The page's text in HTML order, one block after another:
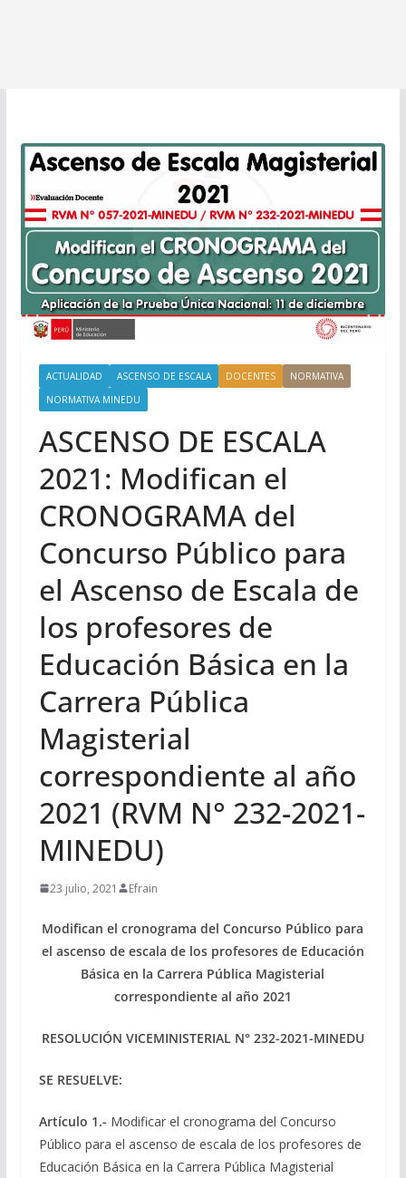
ACTUALIDAD ASCENSO DE ESCALA DOCENTES
NORMATIVA
NORMATIVA MINEDU
ASCENSO DE ESCALA
2021: Modifican el
CRONOGRAMA del
Concurso Público para
el Ascenso de Escala de
los profesores de
Educación Básica en la
Carrera Pública
Magisterial
correspondiente al año
2021 (RVM N° 232-2021-
MINEDU)
23 julio, 2021 Efrain
Modifican el cronograma del Concurso Público para
el ascenso de escala de los profesores de Educación
Básica en la Carrera Pública Magisterial
correspondiente al año 2021
RESOLUCIÓN VICEMINISTERIAL N° 232-2021-MINEDU
SE RESUELVE:
Artículo 1.- Modificar el cronograma del Concurso
Público para el ascenso de escala de los profesores de
Educación Básica en la Carrera Pública Magisterial